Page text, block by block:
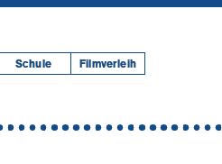
Schule Filmverleih